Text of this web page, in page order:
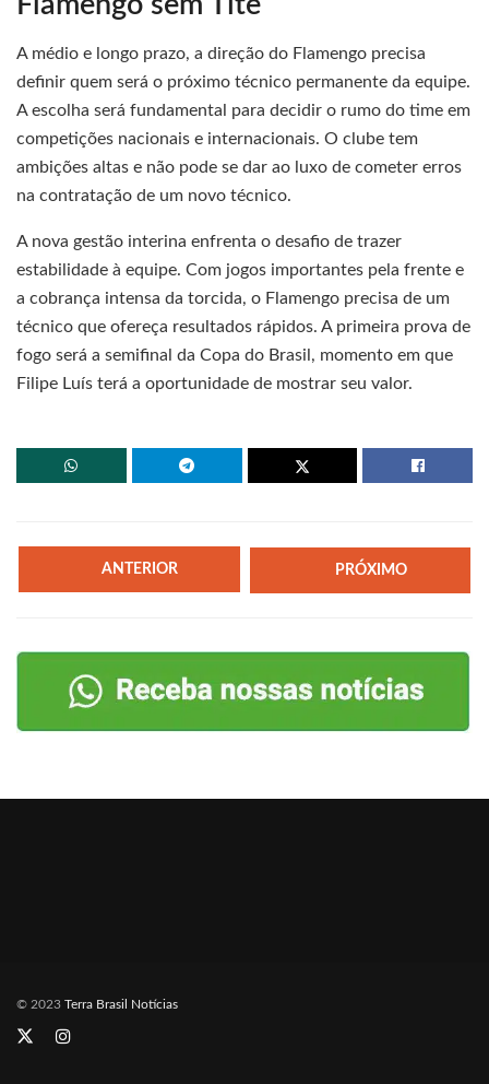
A médio e longo prazo, a direção do Flamengo precisa
definir quem será o próximo técnico permanente da equipe.
A escolha será fundamental para decidir o rumo do time em
competições nacionais e internacionais. O clube tem
ambições altas e não pode se dar ao luxo de cometer erros
na contratação de um novo técnico.
A nova gestão interina enfrenta o desafio de trazer
estabilidade à equipe. Com jogos importantes pela frente e
a cobrança intensa da torcida, o Flamengo precisa de um
técnico que ofereça resultados rápidos. A primeira prova de
fogo será a semifinal da Copa do Brasil, momento em que
Filipe Luís terá a oportunidade de mostrar seu valor.
ANTERIOR PRÓXIMO
© 2023 Terra Brasil Notícias